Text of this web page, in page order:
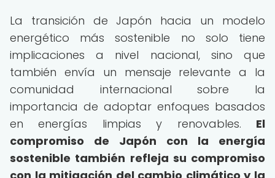
La transición de Japón hacia un modelo
energético más sostenible no solo tiene
implicaciones a nivel nacional, sino que
también envía un mensaje relevante a la
comunidad internacional sobre la
importancia de adoptar enfoques basados
en energías limpias y renovables. El
compromiso de Japón con la energía
sostenible también refleja su compromiso